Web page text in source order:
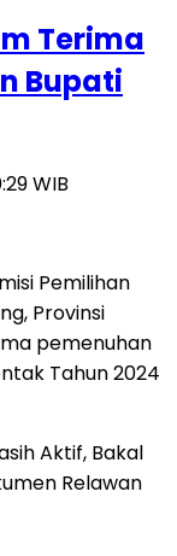
Terima
Bupati
WIB
Pemilihan
Provinsi
pemenuhan
Tahun 2024